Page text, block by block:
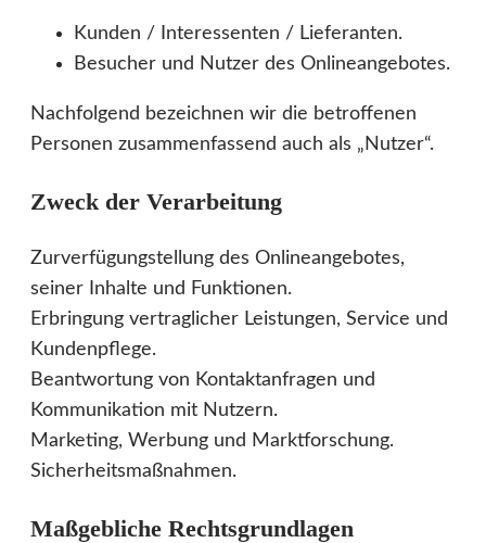
Kunden / Interessenten / Lieferanten.
Besucher und Nutzer des Onlineangebotes.
Nachfolgend bezeichnen wir die betroffenen
Personen zusammenfassend auch als „Nutzer“.
Zweck der Verarbeitung
Zurverfügungstellung des Onlineangebotes,
seiner Inhalte und Funktionen.
Erbringung vertraglicher Leistungen, Service und
Kundenpflege.
Beantwortung von Kontaktanfragen und
Kommunikation mit Nutzern.
Marketing, Werbung und Marktforschung.
Sicherheitsmaßnahmen.
Maßgebliche Rechtsgrundlagen